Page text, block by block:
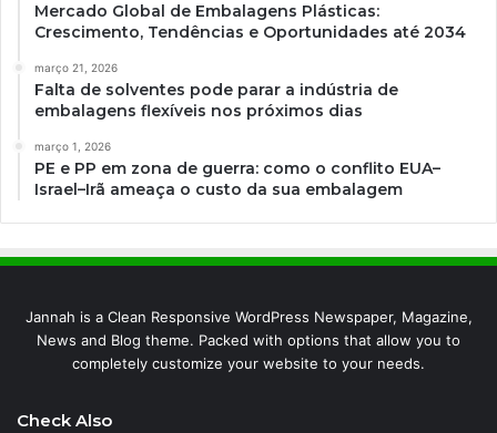
Mercado Global de Embalagens Plásticas:
Crescimento, Tendências e Oportunidades até 2034
março 21, 2026
Falta de solventes pode parar a indústria de
embalagens flexíveis nos próximos dias
março 1, 2026
PE e PP em zona de guerra: como o conflito EUA–
Israel–Irã ameaça o custo da sua embalagem
Jannah is a Clean Responsive WordPress Newspaper, Magazine,
News and Blog theme. Packed with options that allow you to
completely customize your website to your needs.
Check Also